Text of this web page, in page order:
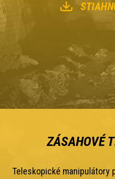
ZÁSAHOVÉ
Teleskopické manipulátory